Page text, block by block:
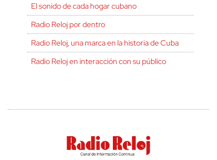
El sonido de cada hogar cubano
Radio Reloj por dentro
Radio Reloj, una marca en la historia de Cuba
Radio Reloj en interacción con su público